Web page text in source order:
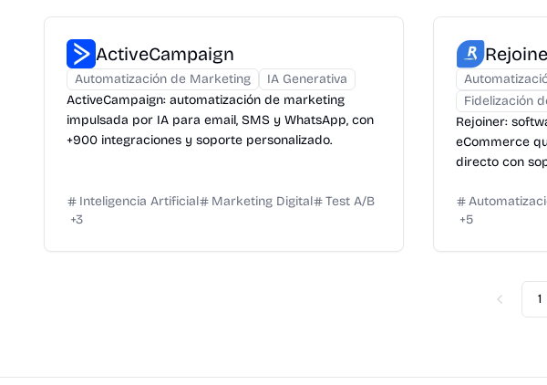
ActiveCampaign
Automatización de Marketing
IA Generativa
ActiveCampaign: automatización de marketing
impulsada por IA para email, SMS y WhatsApp, con
+900 integraciones y soporte personalizado.
Inteligencia Artificial Marketing Digital
Test A/B
+3
Fidelización
Rejoiner:
eCommerce
directo con
+5
Previous
1